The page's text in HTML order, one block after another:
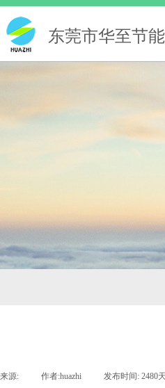
东莞市华至节
来源: 作者:huazhi 发布时间: 2480